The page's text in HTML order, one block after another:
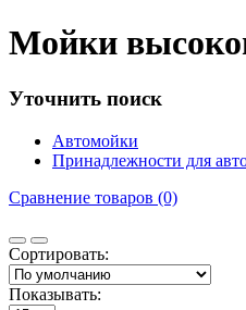
Мойки
Уточнить поиск
Автомойки
Принадлежности для
Сравнение товаров (0)
Сортировать:
Показывать: